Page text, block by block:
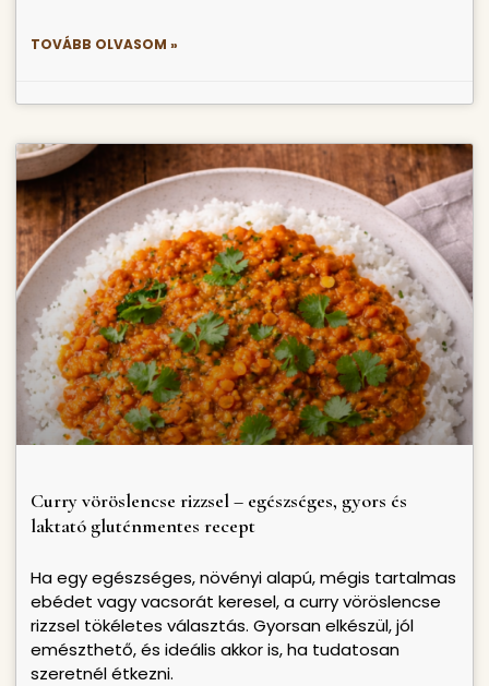
TOVÁBB OLVASOM »
Curry vöröslencse rizzsel – egészséges, gyors és
laktató gluténmentes recept
Ha egy egészséges, növényi alapú, mégis tartalmas
ebédet vagy vacsorát keresel, a curry vöröslencse
rizzsel tökéletes választás. Gyorsan elkészül, jól
emészthető, és ideális akkor is, ha tudatosan
szeretnél étkezni.